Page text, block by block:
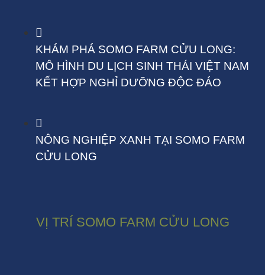
KHÁM PHÁ SOMO FARM CỬU LONG:
MÔ HÌNH DU LỊCH SINH THÁI VIỆT NAM
KẾT HỢP NGHỈ DƯỠNG ĐỘC ĐÁO
NÔNG NGHIỆP XANH TẠI SOMO FARM
CỬU LONG
VỊ TRÍ SOMO FARM CỬU LONG